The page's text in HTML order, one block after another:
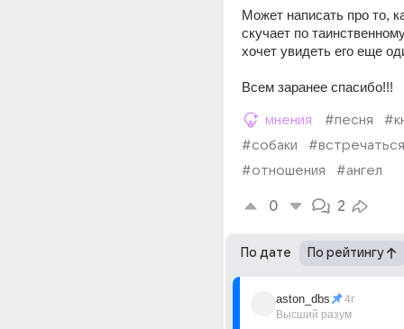
Может написать про то,
скучает по
хочет увидеть его еще
Всем заранее спасибо!!!
мнения #песня
#собаки
#встречаться
#отношения
#ангел
0 2
По дате По рейтингу
aston_dbs
Высший разум
4г